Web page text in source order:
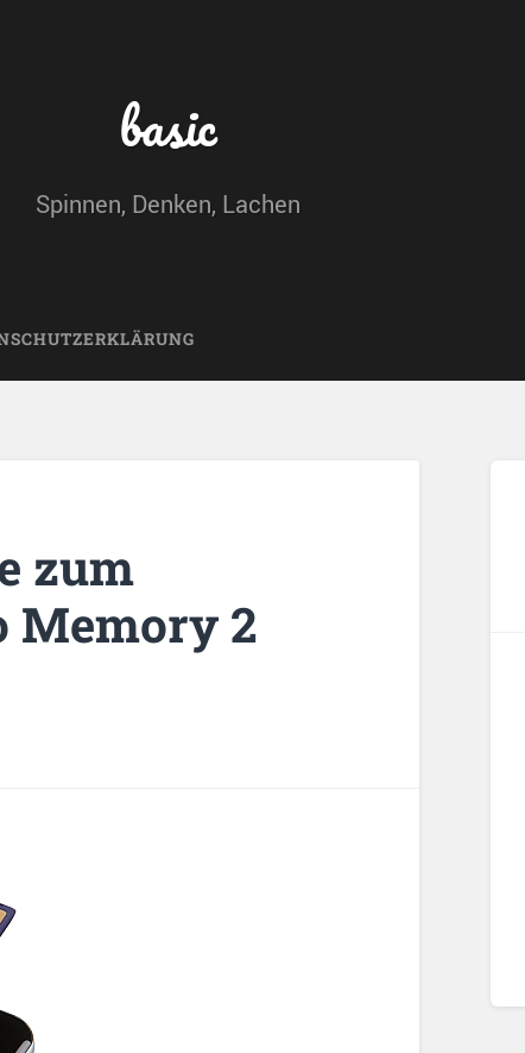
basic
Spinnen, Denken, Lachen
zum
Memory 2